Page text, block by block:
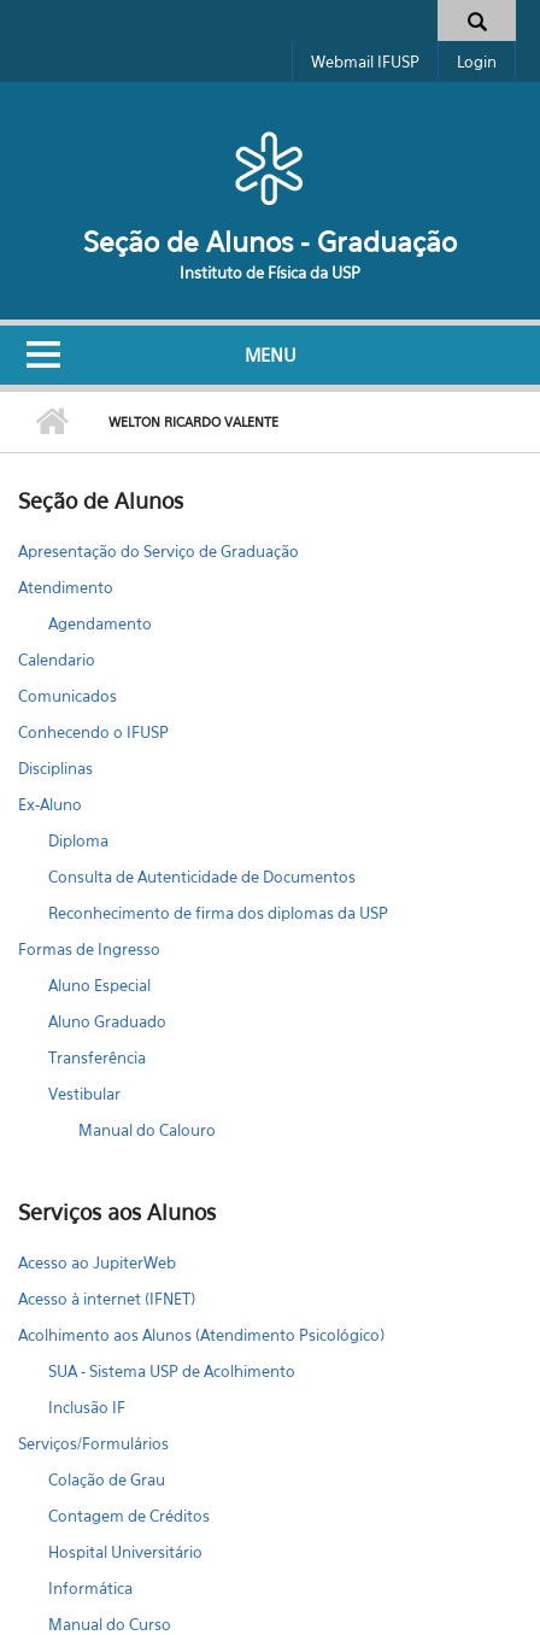
Formulário de busca
Webmail IFUSP Login
Seção de Alunos - Graduação
Instituto de Física da USP
MENU
WELTON RICARDO VALENTE
Seção de Alunos
Apresentação do Serviço de Graduação
Atendimento
Agendamento
Calendario
Comunicados
Conhecendo o IFUSP
Disciplinas
Ex-Aluno
Diploma
Consulta de Autenticidade de Documentos
Reconhecimento de firma dos diplomas da USP
Formas de Ingresso
Aluno Especial
Aluno Graduado
Transferência
Vestibular
Manual do Calouro
Serviços aos Alunos
Acesso ao JupiterWeb
Acesso à internet (IFNET)
Acolhimento aos Alunos (Atendimento Psicológico)
SUA - Sistema USP de Acolhimento
Inclusão IF
Serviços/Formulários
Colação de Grau
Contagem de Créditos
Hospital Universitário
Informática
Manual do Curso